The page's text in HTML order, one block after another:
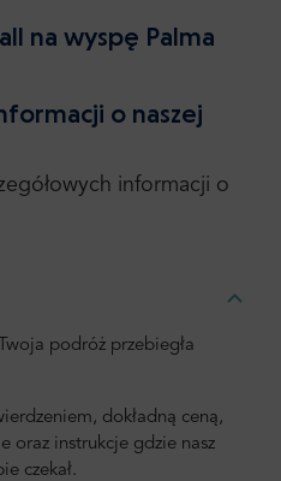
na wyspę Palma
o naszej
informacji o
podróż przebiegła
dokładną ceną,
oraz instrukcje gdzie nasz
czekał.